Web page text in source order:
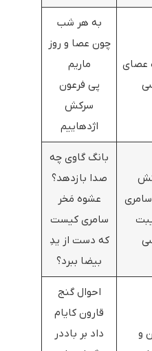
عصای
به هر شب
چون عصا و روز
ماریم
پی فرعون
سرکش
اژدهاییم
بانگ گاوی چه
صدا بازدهد؟
عشوه مَخر
سامری کیست
که دست از یدِ
بیضا ببرد؟
و
احوال گنج
قارون کایام
داد بر باددر